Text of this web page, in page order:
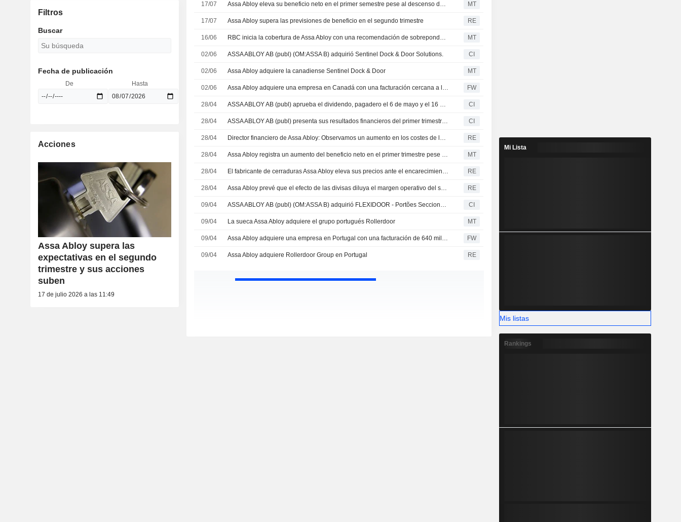
17/07 Assa Abloy eleva su beneficio neto en el primer semestre pese al descenso de las ventas MT
17/07 Assa Abloy supera las previsiones de beneficio en el segundo trimestre RE
16/06 RBC inicia la cobertura de Assa Abloy con una recomendación de sobreponderar por su estrategia de adquisiciones complementarias MT
02/06 ASSA ABLOY AB (publ) (OM:ASSA B) adquirió Sentinel Dock & Door Solutions. CI
02/06 Assa Abloy adquiere la canadiense Sentinel Dock & Door MT
02/06 Assa Abloy adquiere una empresa en Canadá con una facturación cercana a los 1.000 millones FW
28/04 ASSA ABLOY AB (publ) aprueba el dividendo, pagadero el 6 de mayo y el 16 de noviembre de 2026 CI
28/04 ASSA ABLOY AB (publ) presenta sus resultados financieros del primer trimestre finalizado el 31 de marzo de 2026 CI
28/04 Director financiero de Assa Abloy: Observamos un aumento en los costes de las materias primas, pero lo estamos mitigando con ajustes de precios RE
28/04 Assa Abloy registra un aumento del beneficio neto en el primer trimestre pese al descenso de las ventas MT
28/04 El fabricante de cerraduras Assa Abloy eleva sus precios ante el encarecimiento de las materias primas RE
28/04 Assa Abloy prevé que el efecto de las divisas diluya el margen operativo del segundo trimestre RE
09/04 ASSA ABLOY AB (publ) (OM:ASSA B) adquirió FLEXIDOOR - Portões Seccionados e Automatismos, S.A. CI
09/04 La sueca Assa Abloy adquiere el grupo portugués Rollerdoor MT
09/04 Assa Abloy adquiere una empresa en Portugal con una facturación de 640 millones de coronas FW
09/04 Assa Abloy adquiere Rollerdoor Group en Portugal RE
Filtros
Buscar
Fecha de publicación
De Hasta
Acciones
Assa Abloy supera las
expectativas en el segundo
trimestre y sus acciones
suben
17 de julio 2026 a las 11:49
Mi Lista
Mis listas
Rankings